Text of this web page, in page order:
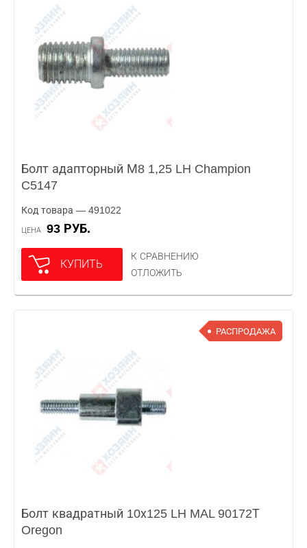
Болт адапторный М8 1,25 LH Champion
C5147
Код товара — 491022
ЦЕНА 93 РУБ.
КУПИТЬ
К СРАВНЕНИЮ
ОТЛОЖИТЬ
РАСПРОДАЖА
Болт квадратный 10х125 LH MAL 90172Т
Oregon